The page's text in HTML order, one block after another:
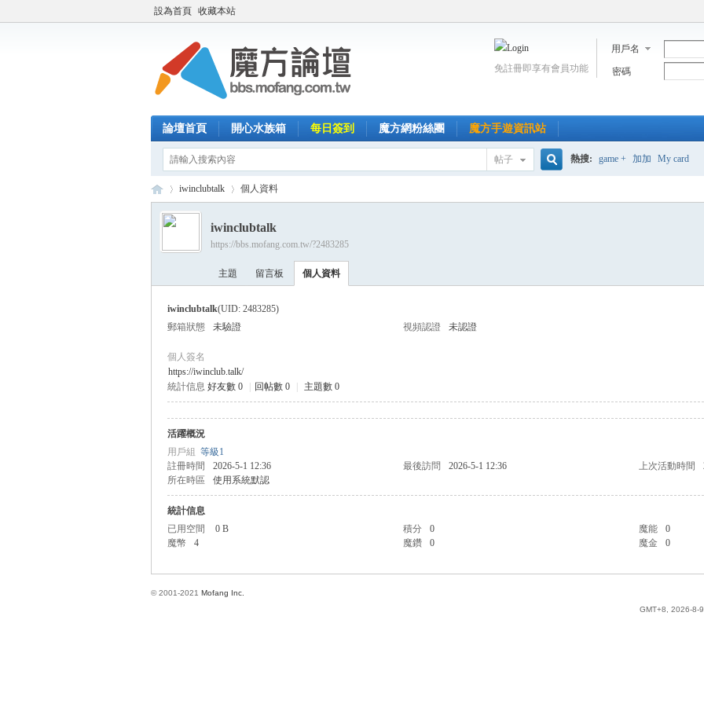
設為首頁 收藏本站
用戶名
密碼
免註冊即享有會員功能
論壇首頁 開心水族箱 每日簽到 魔方網粉絲團 魔方手遊資訊站
帖子 熱搜: game + 加加 My card
›
iwinclubtalk 個人資料
iwinclubtalk
https://bbs.mofang.com.tw/?2483285
主題 留言板 個人資料
iwinclubtalk(UID: 2483285)
郵箱狀態
未驗證 視頻認證 未認證
個人簽名
https://iwinclub.talk/
統計信息 好友數 0 回帖數 0 主題數 0
活躍概況
用戶組 等級1
註冊時間
2026-5-1 12:36 最後訪問 2026-5-1 12:36 上次活動時間
所在時區
使用系統默認
統計信息
已用空間
0 B 積分 0 魔能
0
魔幣
4 魔鑽 0 魔金 0
GMT+8, 2026-8-
© 2001-2021 Mofang Inc.